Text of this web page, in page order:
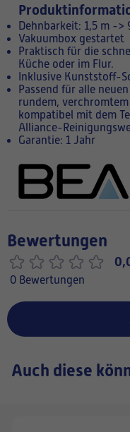
Dehnbarkeit: 1,5 m ->
Vakuumbox gestartet
Praktisch für die
Küche oder im Flur.
Inklusive Kunststoff-
Passend für alle
rundem,
kompatibel mit dem
Alliance-
Garantie: 1 Jahr
Bewertungen
0 Bewertungen
Auch diese